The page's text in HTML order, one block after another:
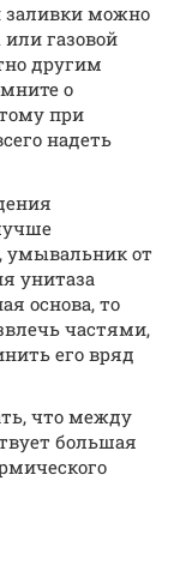
заливки можно
газовой
другим
о
при
надеть
умывальник от
унитаза
основа, то
частями,
его вряд
что между
большая